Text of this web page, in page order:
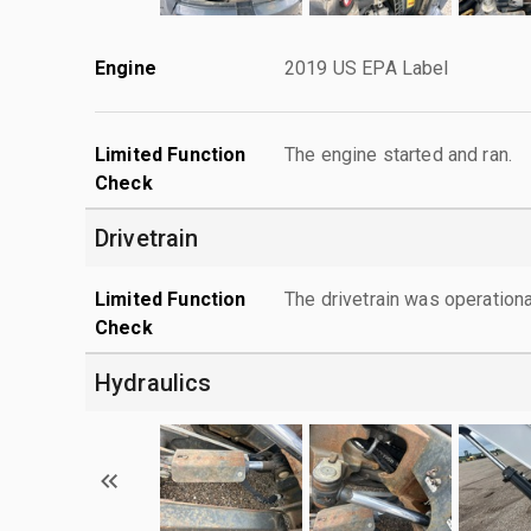
Engine 2019 US EPA Label
Limited Function
Check
The engine started and ran.
Drivetrain
Limited Function
Check
The drivetrain was
Hydraulics